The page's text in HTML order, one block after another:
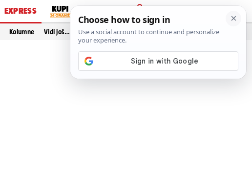
EXPRESS
PRIJAVA
Kolumne Vidi još…